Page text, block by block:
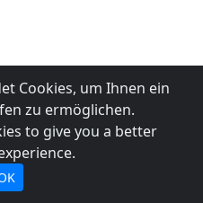
Cookies, um Ihnen ein
zu ermöglichen.
to give you a better